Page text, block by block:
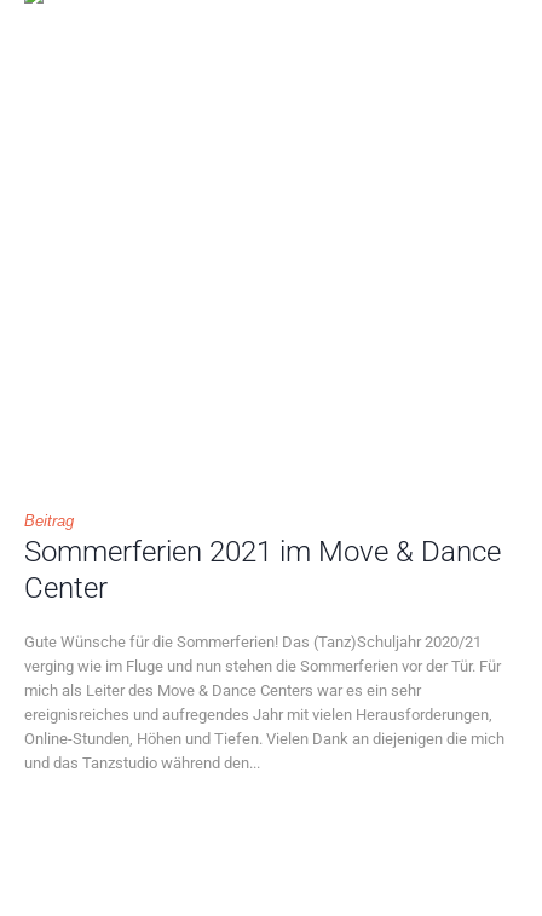
Beitrag
Sommerferien 2021 im Move & Dance
Center
Gute Wünsche für die Sommerferien! Das (Tanz)Schuljahr 2020/21
verging wie im Fluge und nun stehen die Sommerferien vor der Tür. Für
mich als Leiter des Move & Dance Centers war es ein sehr
ereignisreiches und aufregendes Jahr mit vielen Herausforderungen,
Online-Stunden, Höhen und Tiefen. Vielen Dank an diejenigen die mich
und das Tanzstudio während den...